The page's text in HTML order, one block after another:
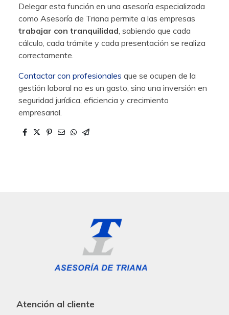
Delegar esta función en una asesoría especializada
como Asesoría de Triana permite a las empresas
trabajar con tranquilidad , sabiendo que cada
cálculo, cada trámite y cada presentación se realiza
correctamente.
Contactar con profesionales que se ocupen de la
gestión laboral no es un gasto, sino una inversión en
seguridad jurídica, eficiencia y crecimiento
empresarial.
Atención al cliente